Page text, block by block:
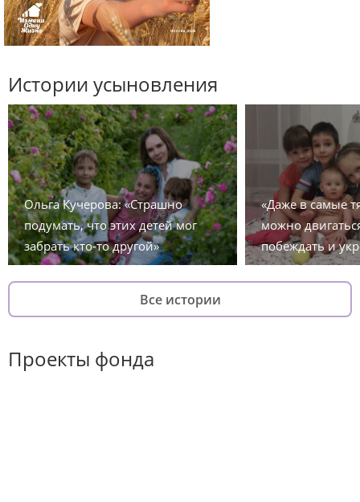
Истории усыновления
Ольга Кучерова: «Страшно
подумать, что этих детей мог
забрать кто-то другой»
«Даже в самые
можно
побеждать и
Все истории
Проекты фонда